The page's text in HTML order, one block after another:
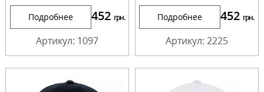
Подробнее 452 грн.
Артикул: 1097
Подробнее 452 грн.
Артикул: 2225